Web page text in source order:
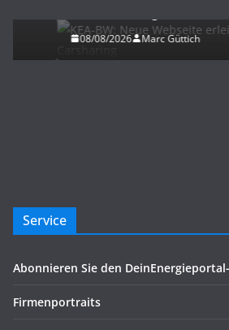
08/08/2026 Marc Güttich
Service
Abonnieren Sie den
Firmenportraits